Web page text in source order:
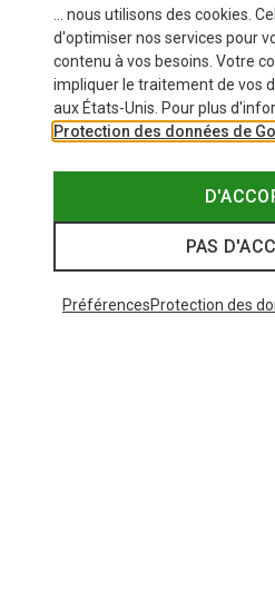
Lunettes de sport Shield Reactiv High Mountain 2-4
189,95 €
... nous utilisons des cookies.
d'optimiser nos services pour
contenu à vos besoins. Votre
impliquer le traitement de vos
aux États-Unis. Pour plus
Protection des données de
PAS
PréférencesProtection des